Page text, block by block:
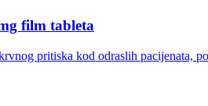
film tableta
pritiska kod odraslih pacijenata,